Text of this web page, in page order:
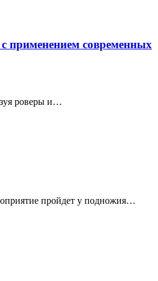
применением современных
роверы и…
пройдет у подножия…